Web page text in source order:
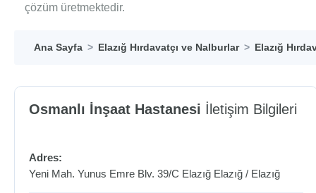
çözüm üretmektedir.
Ana Sayfa Elazığ Hırdavatçı ve Nalburlar Elazığ
Osmanlı İnşaat Hastanesi İletişim Bilgileri
Adres:
Yeni Mah. Yunus Emre Blv. 39/C Elazığ Elazığ / Elazığ